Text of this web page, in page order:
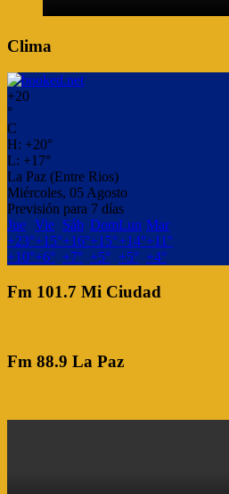
Clima
+20
°
C
H: +20°
L: +17°
La Paz (Entre Rios)
Miércoles, 05 Agosto
Previsión para 7 días
Jue Vie Sáb DomLun Mar
+23°+15°+16°+15°+14°+11°
+10°+6° +7° +5° +5° +4°
Fm 101.7 Mi Ciudad
Fm 88.9 La Paz